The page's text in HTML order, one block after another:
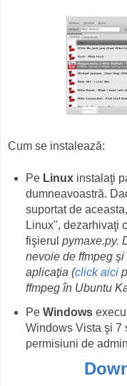
Cum se instalează:
Pe Linuxinstalaţi
dumneavoastră.
suportat de
Linux", dezarhivaţi
fişierul pymaxe.py.
nevoie de ffmpeg şi
aplicaţia (click aici
ffmpeg în Ubuntu
Pe Windows
Windows Vista şi 7
permisiuni de